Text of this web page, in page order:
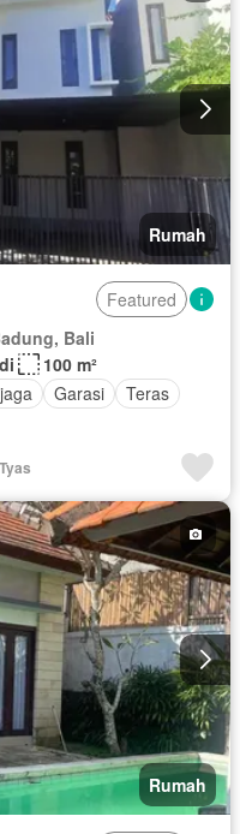
Rumah
Featured
Bali
100 m²
Garasi
Teras
Rumah